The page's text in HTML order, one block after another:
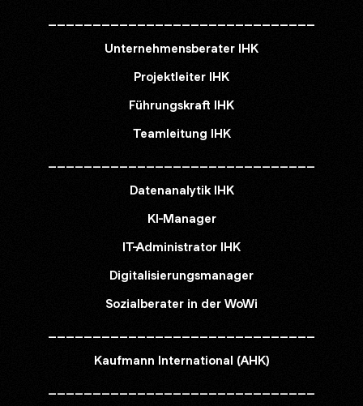
Unternehmensberater IHK
Projektleiter IHK
Führungskraft IHK
Teamleitung IHK
Datenanalytik IHK
KI-Manager
IT-Administrator IHK
Digitalisierungsmanager
Sozialberater in der WoWi
Kaufmann International (AHK)